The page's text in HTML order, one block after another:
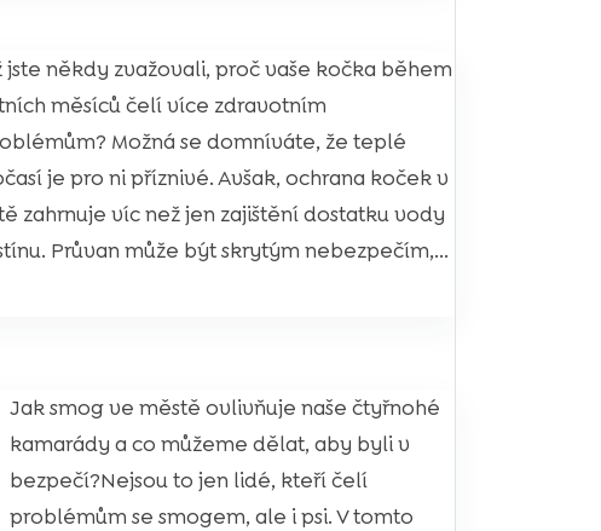
jste někdy zvažovali, proč vaše kočka během
měsíců čelí více zdravotním
Možná se domníváte, že teplé
je pro ni příznivé. Avšak, ochrana koček v
zahrnuje víc než jen zajištění dostatku vody
Průvan může být skrytým nebezpečím,...
Jak smog ve městě ovlivňuje naše čtyřnohé
kamarády a co můžeme dělat, aby byli v
bezpečí?Nejsou to jen lidé, kteří čelí
problémům se smogem, ale i psi. V tomto